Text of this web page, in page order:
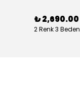
₺ 2,690.00
2 Renk 3 Beden